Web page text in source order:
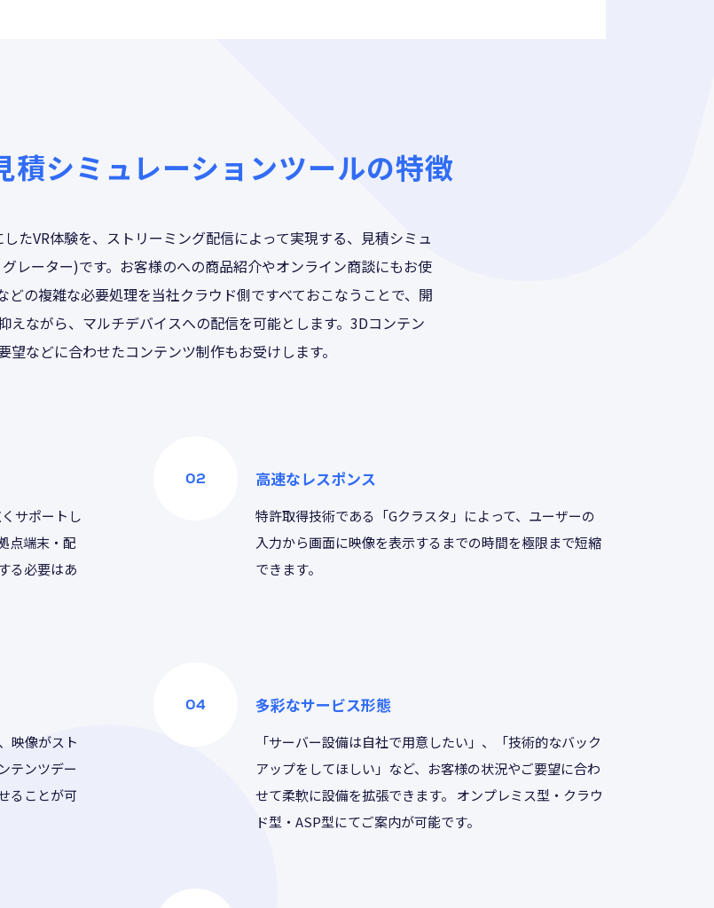
積シミュレーションツールの特徴
たVR体験を、ストリーミング配信によって実現する、見積シミュ
レーター)です。お客様のへの商品紹介やオンライン商談にもお使
どの複雑な必要処理を当社クラウド側ですべておこなうことで、開
えながら、マルチデバイスへの配信を可能とします。3Dコンテン
などに合わせたコンテンツ制作もお受けします。
サポートし
点端末・配
る必要はあ
高速なレスポンス
特許取得技術である「Gクラスタ」によって、ユーザーの
入力から画面に映像を表示するまでの時間を極限まで短縮
できます。
映像がスト
テンツデー
ることが可
多彩なサービス形態
「サーバー設備は自社で用意したい」、「技術的なバック
アップをしてほしい」など、お客様の状況やご要望に合わ
せて柔軟に設備を拡張できます。 オンプレミス型・クラウ
ド型・ASP型にてご案内が可能です。